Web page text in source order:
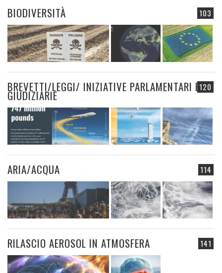
103
BIODIVERSITÀ
120
BREVETTI/LEGGI/ INIZIATIVE PARLAMENTARI E
GIUDIZIARIE
114
ARIA/ACQUA
141
RILASCIO AEROSOL IN ATMOSFERA